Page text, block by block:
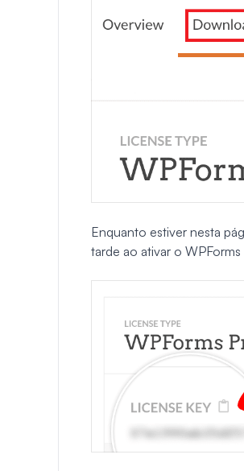
Enquanto estiver nesta
tarde ao ativar o